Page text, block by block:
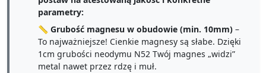
parametry:
📏 Grubość magnesu w obudowie (min. 10mm) –
To najważniejsze! Cienkie magnesy są słabe. Dzięki
1cm grubości neodymu N52 Twój magnes „widzi”
metal nawet przez rdzę i muł.